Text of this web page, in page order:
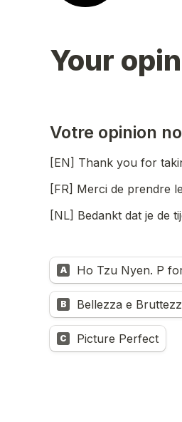
Your
Votre opinion
[EN] Thank you for
[FR] Merci de prendre
[NL] Bedankt dat je de
Untitled multiple choice
A Ho Tzu Nyen. P
B Bellezza e
C Picture Perfect